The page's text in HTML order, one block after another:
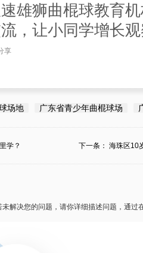
雄狮曲棍球教育
，让小同学增长
享
场地 广东省青少年曲棍球场
学？ 下一条： 海珠区10
未解决您的问题，请你详细描述问题，通过